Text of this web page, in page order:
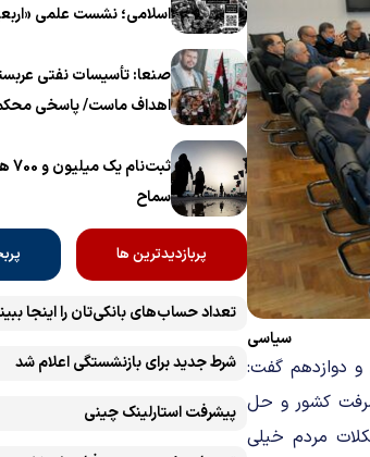
سیاسی
و دوازدهم گفت:
کشور و حل
مردم خیلی
اسلامی؛ نشست علمی
برگزار می‌شود
صنعا: تأسیسات نفتی
اهداف ماست/ پاسخی
سماح ‌
پربازدیدترین ها
تعداد حساب‌های بانکی‌تان را اینجا
شرط جدید برای بازنشستگی اعلام شد
پیشرفت ‏استارلینک چینی